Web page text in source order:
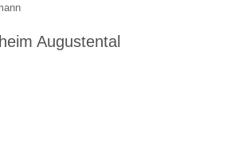
Augustental